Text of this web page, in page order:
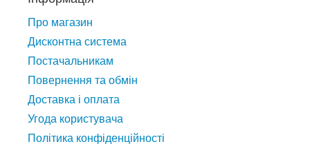
Про магазин
Дисконтна система
Постачальникам
Повернення та обмін
Доставка і оплата
Угода користувача
Політика конфіденційності